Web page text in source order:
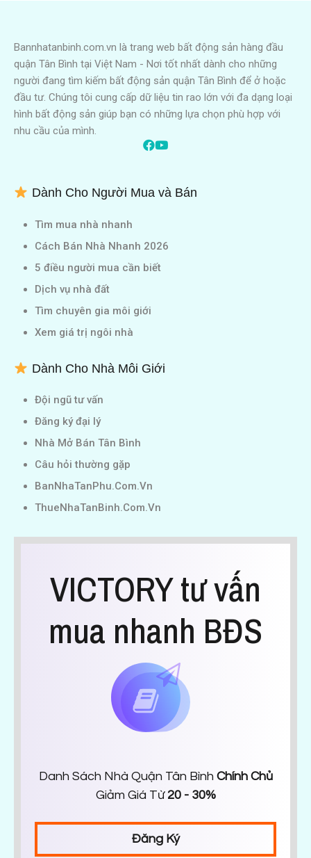
Bannhatanbinh.com.vn là trang web bất động sản hàng đầu
quận Tân Bình tại Việt Nam - Nơi tốt nhất dành cho những
người đang tìm kiếm bất động sản quận Tân Bình để ở hoặc
đầu tư. Chúng tôi cung cấp dữ liệu tin rao lớn với đa dạng loại
hình bất động sản giúp bạn có những lựa chọn phù hợp với
nhu cầu của mình.
Dành Cho Người Mua và Bán
Tìm mua nhà nhanh
Cách Bán Nhà Nhanh 2026
5 điều người mua cần biết
Dịch vụ nhà đất
Tìm chuyên gia môi giới
Xem giá trị ngôi nhà
Dành Cho Nhà Môi Giới
Đội ngũ tư vấn
Đăng ký đại lý
Nhà Mở Bán Tân Bình
Câu hỏi thường gặp
BanNhaTanPhu.Com.Vn
ThueNhaTanBinh.Com.Vn
VICTORY tư vấn
mua nhanh BĐS
Danh Sách Nhà Quận Tân Bình Chính Chủ
Giảm Giá Từ 20 - 30%
Đăng Ký